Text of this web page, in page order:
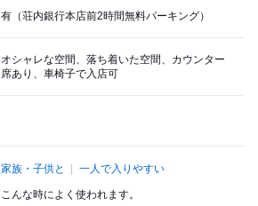
有（荘内銀行本店前2時間無料パーキング）
オシャレな空間、落ち着いた空間、カウンター
席あり、車椅子で入店可
家族・子供と 一人で入りやすい
こんな時によく使われます。